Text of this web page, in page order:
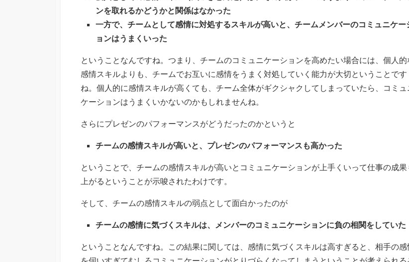
ンを取れるかどうかと関係はなかった
一方で、チームとして感情に対処するスキルが高いと、チームメンバーのコミュニケー
ョンはうまくいった
ということなんですね。つまり、チームのコミュニケーションを高めたい場合には、個人的
感情スキルよりも、チームでお互いに感情をうまく対処していく能力が大切ということです
ね。個人的に感情スキルが高くても、チーム全体がギクシャクしてしまっていたら、コミュ
ケーションはうまくいかないのかもしれませんね。
さらにプレゼンのパフォーマンスがどうだったのかというと
チームの感情スキルが高いと、プレゼンのパフォーマンスも高かった
ということで、チームの感情スキルが高いとコミュニケーションが上手くいって仕事の成果
上がるということが示唆されたわけです。
そして、チームの感情スキルの弱点として面白かったのが
チームの感情に気づくスキルは、メンバーのコミュニケーションに負の相関をしていた
ということなんですね。この結果に関しては、感情に気づくスキルは高すぎると、相手の感